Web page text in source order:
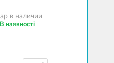
в наличии
В наявності